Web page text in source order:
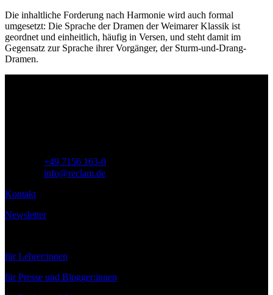
Die inhaltliche Forderung nach Harmonie wird auch formal
umgesetzt: Die Sprache der Dramen der Weimarer Klassik ist
geordnet und einheitlich, häufig in Versen, und steht damit im
Gegensatz zur Sprache ihrer Vorgänger, der Sturm-und-Drang-
Dramen.
+49 7156 163-0
info@reclam.de
Kontakt
Newsletter
für Lehrer:innen
für Presse und Blogger:innen